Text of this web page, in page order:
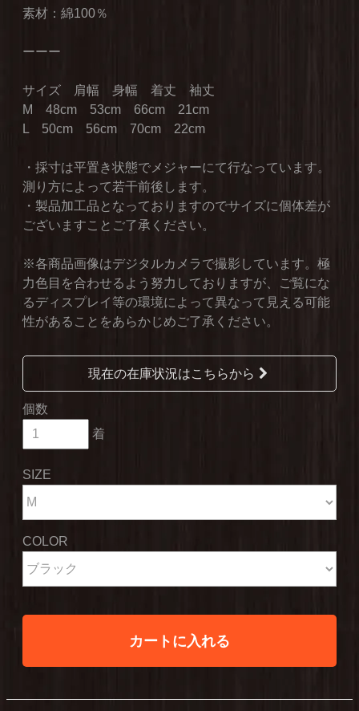
素材：綿100％
ーーー
サイズ 肩幅 身幅 着丈 袖丈
M 48cm 53cm 66cm 21cm
L 50cm 56cm 70cm 22cm
・採寸は平置き状態でメジャーにて行なっています。
測り方によって若干前後します。
・製品加工品となっておりますのでサイズに個体差が
ございますことご了承ください。
※各商品画像はデジタルカメラで撮影しています。極
力色目を合わせるよう努力しておりますが、ご覧にな
るディスプレイ等の環境によって異なって見える可能
性があることをあらかじめご了承ください。
現在の在庫状況はこちらから
個数
着
SIZE
COLOR
カートに入れる